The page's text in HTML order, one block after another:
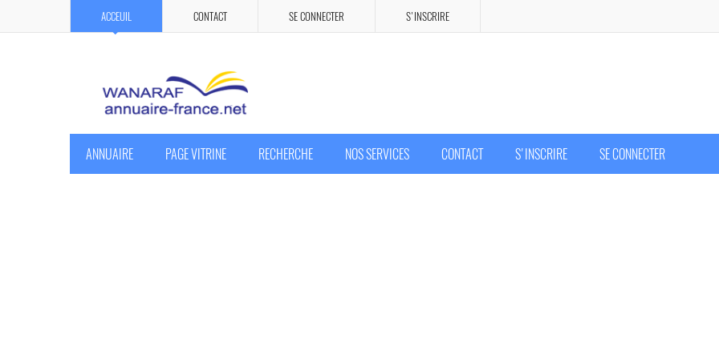
ACCEUIL CONTACT SE CONNECTER S'INSCRIRE
ANNUAIRE PAGE VITRINE RECHERCHE NOS SERVICES CONTACT S'INSCRIRE SE CONNECTER